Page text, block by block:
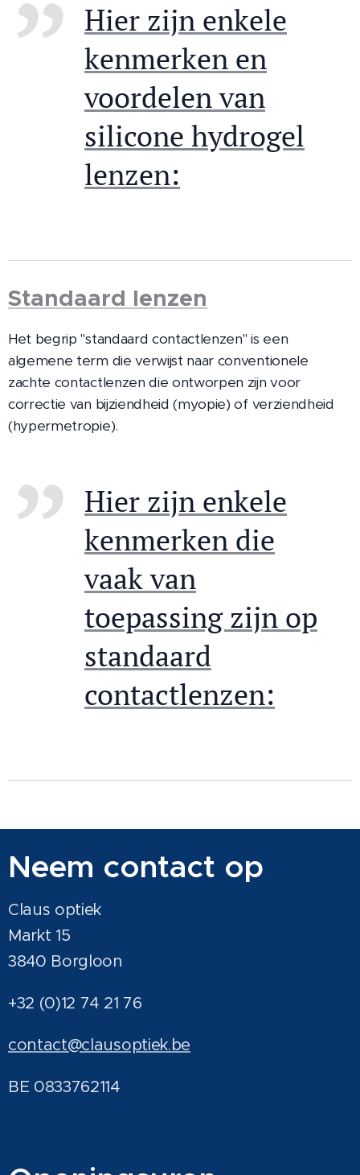
Hier zijn enkele
kenmerken en
voordelen van
silicone hydrogel
lenzen:
Standaard lenzen
Het begrip "standaard contactlenzen" is een
algemene term die verwijst naar conventionele
zachte contactlenzen die ontworpen zijn voor
correctie van bijziendheid (myopie) of verziendheid
(hypermetropie).
Hier zijn enkele
kenmerken die
vaak van
toepassing zijn op
standaard
contactlenzen:
Neem contact op
Claus optiek
Markt 15
3840 Borgloon
+32 (0)12 74 21 76
contact@clausoptiek.be
BE 0833762114